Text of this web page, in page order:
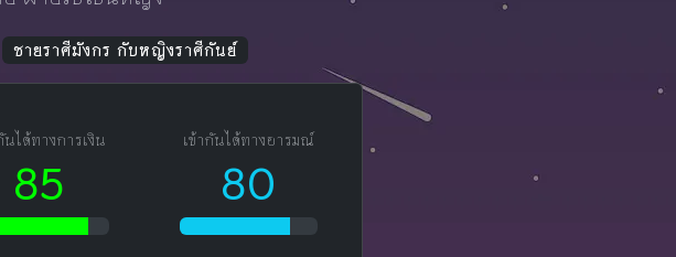
ชายราศีมังกร กับหญิงราศีกันย์
นได้ทางการเงิน
85
เข้ากันได้ทางอารมณ์
80